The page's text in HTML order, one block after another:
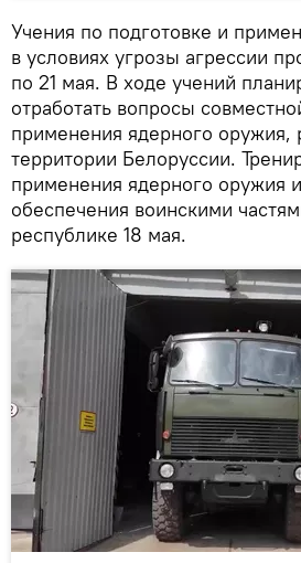
Учения по подготовке и
в условиях угрозы агрессии
по 21 мая. В ходе учений
отработать вопросы
применения ядерного оружия,
территории Белоруссии.
применения ядерного оружия
обеспечения воинскими
республике 18 мая.